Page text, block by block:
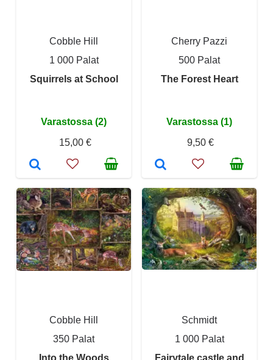
Cobble Hill
1 000 Palat
Squirrels at School
Varastossa (2)
15,00 €
Cherry Pazzi
500 Palat
The Forest Heart
Varastossa (1)
9,50 €
Cobble Hill
350 Palat
Into the Woods
Schmidt
1 000 Palat
Fairytale castle and